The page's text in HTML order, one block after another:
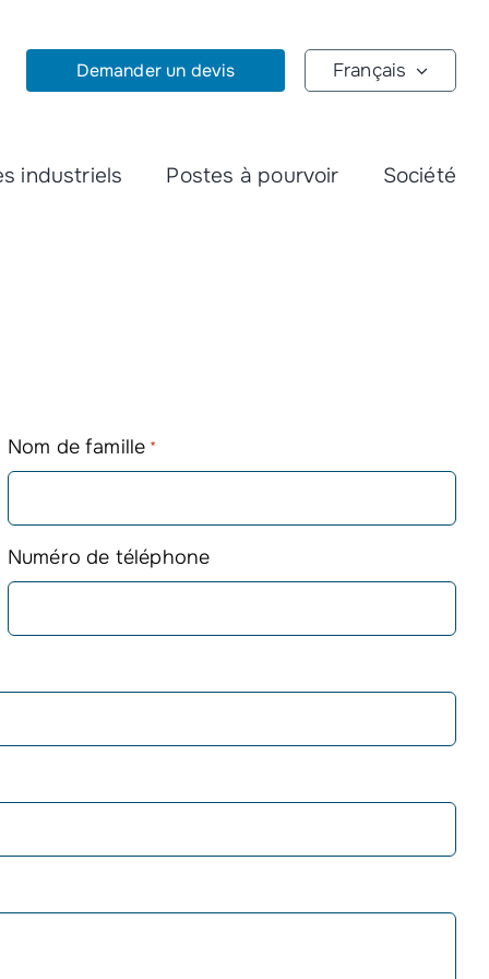
Demander un devis Français
industriels Postes à pourvoir Société
Nom de famille *
Numéro de téléphone